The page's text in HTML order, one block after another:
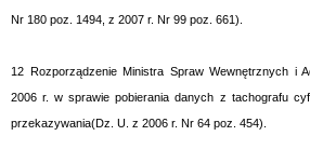
Nr 180 poz. 1494, z 2007 r. Nr 99 poz. 661).
12 Rozporządzenie Ministra Spraw Wewnętrznych i
2006 r. w sprawie pobierania danych z tachografu
przekazywania(Dz. U. z 2006 r. Nr 64 poz. 454).